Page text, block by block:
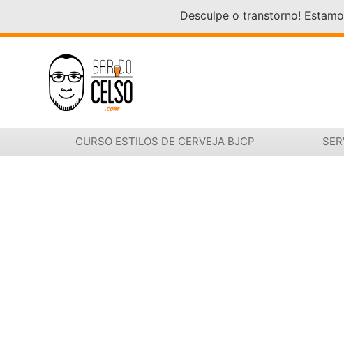
Desculpe o transtorno!
CURSO ESTILOS DE CERVEJA BJCP